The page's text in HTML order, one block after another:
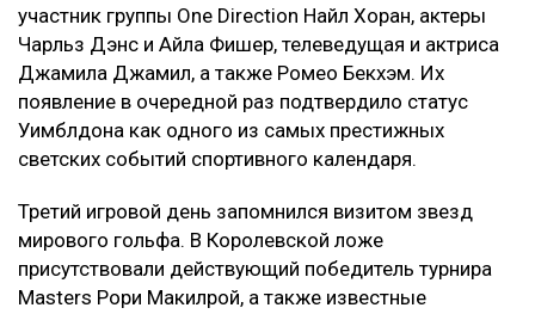
участник группы One Direction Найл Хоран, актеры
Чарльз Дэнс и Айла Фишер, телеведущая и актриса
Джамила Джамил, а также Ромео Бекхэм. Их
появление в очередной раз подтвердило статус
Уимблдона как одного из самых престижных
светских событий спортивного календаря.
Третий игровой день запомнился визитом звезд
мирового гольфа. В Королевской ложе
присутствовали действующий победитель турнира
Masters Рори Макилрой, а также известные